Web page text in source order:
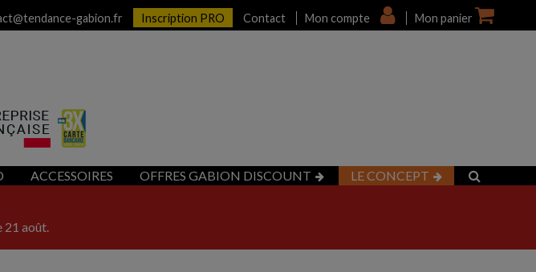
gabion.fr Inscription PRO Contact Mon compte Mon panier
ACCESSOIRES OFFRES GABION DISCOUNT LE CONCEPT
21 août.